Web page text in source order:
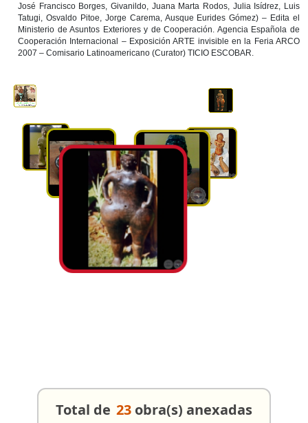
José Francisco Borges, Givanildo, Juana Marta Rodos, Julia Isídrez, Luis
Tatugi, Osvaldo Pitoe, Jorge Carema, Ausque Eurides Gómez) – Edita el
Ministerio de Asuntos Exteriores y de Cooperación. Agencia Española de
Cooperación Internacional – Exposición ARTE invisible en la Feria ARCO
2007 – Comisario Latinoamericano (Curator) TICIO ESCOBAR.
Total de 23 obra(s) anexadas